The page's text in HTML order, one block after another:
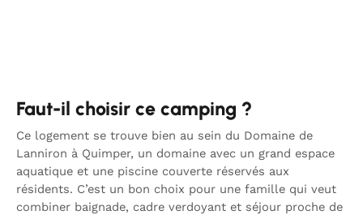
Faut-il choisir ce camping ?
Ce logement se trouve bien au sein du Domaine de
Lanniron à Quimper, un domaine avec un grand espace
aquatique et une piscine couverte réservés aux
résidents. C’est un bon choix pour une famille qui veut
combiner baignade, cadre verdoyant et séjour proche de